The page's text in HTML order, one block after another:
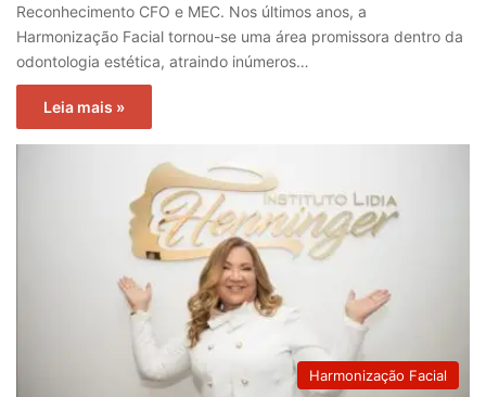
Reconhecimento CFO e MEC. Nos últimos anos, a
Harmonização Facial tornou-se uma área promissora dentro da
odontologia estética, atraindo inúmeros…
Leia mais »
Harmonização Facial